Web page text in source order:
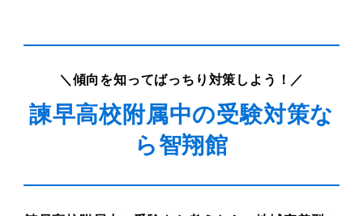
＼傾向を知ってばっちり対策しよう！／
諫早高校附属中の受験対策な
ら智翔館